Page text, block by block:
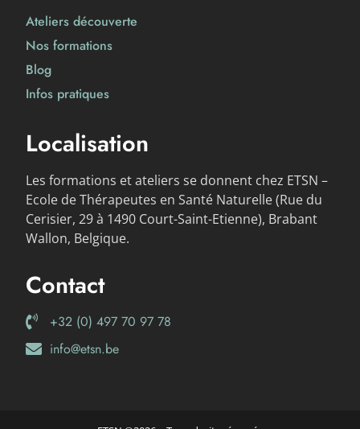
Ateliers découverte
Nos formations
Blog
Infos pratiques
Localisation
Les formations et ateliers se donnent chez ETSN –
Ecole de Thérapeutes en Santé Naturelle (Rue du
Cerisier, 29 à 1490 Court-Saint-Etienne), Brabant
Wallon, Belgique.
Contact
+32 (0) 497 70 97 78
info@etsn.be